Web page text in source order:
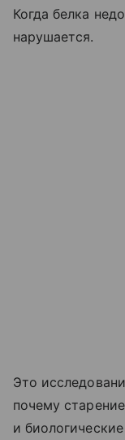
Когда белка
нарушается.
Это
почему
и